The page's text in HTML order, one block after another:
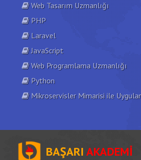
Web Tasarım Uzmanlığı
PHP
Laravel
JavaScript
Web Programlama Uzmanlığı
Python
Mikroservisler Mimarisi ile
BAŞARIAKADEMİ